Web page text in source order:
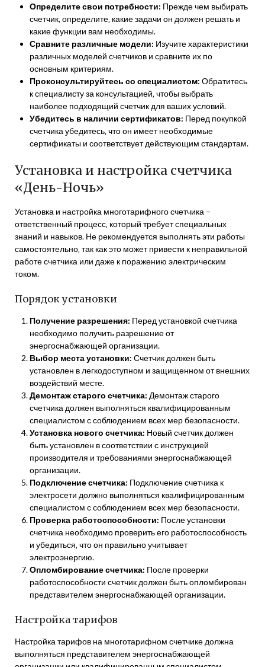
Определите свои потребности: Прежде чем выбирать
счетчик‚ определите‚ какие задачи он должен решать и
какие функции вам необходимы.
Сравните различные модели: Изучите характеристики
различных моделей счетчиков и сравните их по
основным критериям.
Проконсультируйтесь со специалистом: Обратитесь
к специалисту за консультацией‚ чтобы выбрать
наиболее подходящий счетчик для ваших условий.
Убедитесь в наличии сертификатов: Перед покупкой
счетчика убедитесь‚ что он имеет необходимые
сертификаты и соответствует действующим стандартам.
Установка и настройка счетчика
«День-Ночь»
Установка и настройка многотарифного счетчика –
ответственный процесс‚ который требует специальных
знаний и навыков. Не рекомендуется выполнять эти работы
самостоятельно‚ так как это может привести к неправильной
работе счетчика или даже к поражению электрическим
током.
Порядок установки
Получение разрешения: Перед установкой счетчика
необходимо получить разрешение от
энергоснабжающей организации.
Выбор места установки: Счетчик должен быть
установлен в легкодоступном и защищенном от внешних
воздействий месте.
Демонтаж старого счетчика: Демонтаж старого
счетчика должен выполняться квалифицированным
специалистом с соблюдением всех мер безопасности.
Установка нового счетчика: Новый счетчик должен
быть установлен в соответствии с инструкцией
производителя и требованиями энергоснабжающей
организации.
Подключение счетчика: Подключение счетчика к
электросети должно выполняться квалифицированным
специалистом с соблюдением всех мер безопасности.
Проверка работоспособности: После установки
счетчика необходимо проверить его работоспособность
и убедиться‚ что он правильно учитывает
электроэнергию.
Опломбирование счетчика: После проверки
работоспособности счетчик должен быть опломбирован
представителем энергоснабжающей организации.
Настройка тарифов
Настройка тарифов на многотарифном счетчике должна
выполняться представителем энергоснабжающей